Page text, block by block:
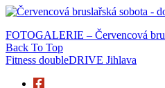
FOTOGALERIE – Červencová
Back To Top
Fitness doubleDRIVE Jihlava